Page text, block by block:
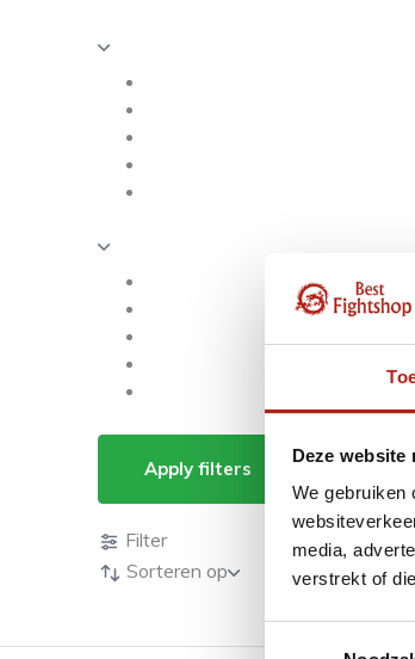
Deze website
We gebruiken
media,
verstrekt of
Apply filters
Producten
Filter
Sorteren op